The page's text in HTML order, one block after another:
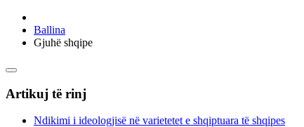
Ballina
Gjuhë shqipe
Artikuj të rinj
Ndikimi i ideologjisë në varietetet e shqiptuara të shqipes